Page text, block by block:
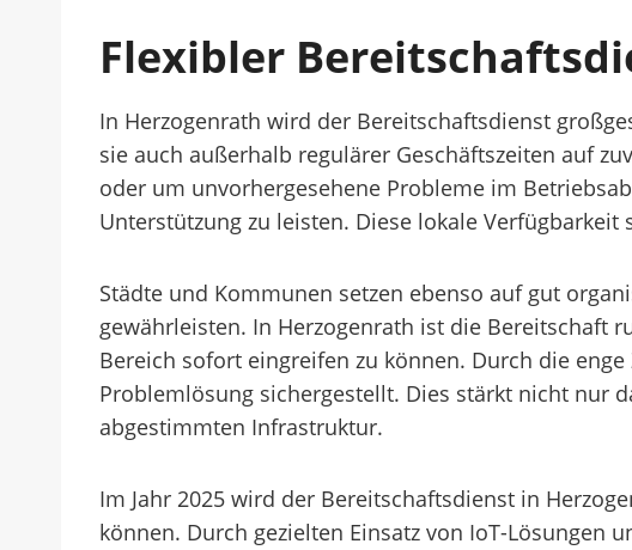
Flexibler
In Herzogenrath wird der Bereitschaftsdienst
sie auch außerhalb regulärer Geschäftszeiten auf
oder um unvorhergesehene Probleme im
Unterstützung zu leisten. Diese lokale
Städte und Kommunen setzen ebenso auf gut
gewährleisten. In Herzogenrath ist die Bereitschaft
Bereich sofort eingreifen zu können. Durch die
Problemlösung sichergestellt. Dies stärkt nicht nur
abgestimmten Infrastruktur.
Im Jahr 2025 wird der Bereitschaftsdienst in
können. Durch gezielten Einsatz von IoT-